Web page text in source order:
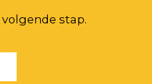
stap.